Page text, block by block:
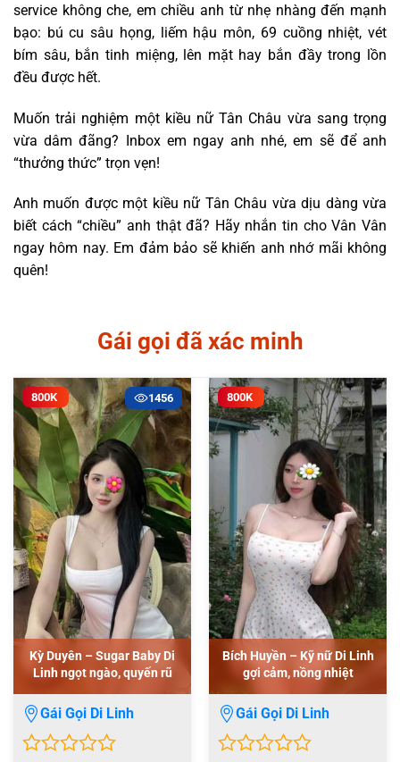
service không che, em chiều anh từ nhẹ nhàng đến mạnh
bạo: bú cu sâu họng, liếm hậu môn, 69 cuồng nhiệt, vét
bím sâu, bắn tinh miệng, lên mặt hay bắn đầy trong lồn
đều được hết.
Muốn trải nghiệm một kiều nữ Tân Châu vừa sang trọng
vừa dâm đãng? Inbox em ngay anh nhé, em sẽ để anh
“thưởng thức” trọn vẹn!
Anh muốn được một kiều nữ Tân Châu vừa dịu dàng vừa
biết cách “chiều” anh thật đã? Hãy nhắn tin cho Vân Vân
ngay hôm nay. Em đảm bảo sẽ khiến anh nhớ mãi không
quên!
Gái gọi đã xác minh
1456
Kỳ Duyên – Sugar Baby Di
Linh ngọt ngào, quyến rũ
800K
Gái Gọi Di Linh
Bích Huyền – Kỹ nữ Di Linh
gợi cảm, nồng nhiệt
800K
Gái Gọi Di Linh